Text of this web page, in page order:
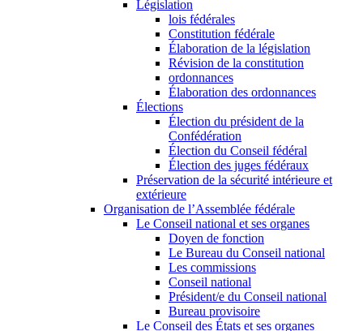
Législation
lois fédérales
Constitution fédérale
Élaboration de la législation
Révision de la constitution
ordonnances
Élaboration des ordonnances
Élections
Élection du président de la
Confédération
Élection du Conseil fédéral
Élection des juges fédéraux
Préservation de la sécurité intérieure et
extérieure
Organisation de l’Assemblée fédérale
Le Conseil national et ses organes
Doyen de fonction
Le Bureau du Conseil national
Les commissions
Conseil national
Président/e du Conseil national
Bureau provisoire
Le Conseil des États et ses organes